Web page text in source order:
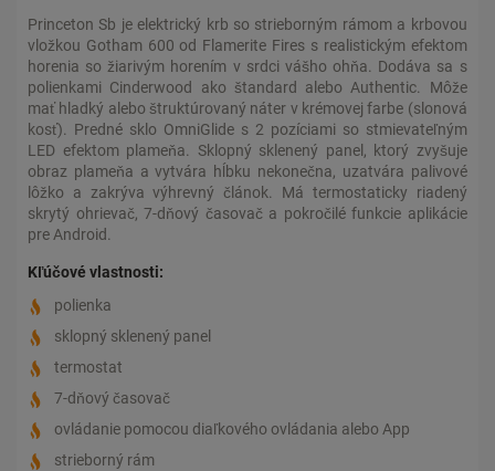
Princeton Sb je elektrický krb so strieborným rámom a krbovou
vložkou Gotham 600 od Flamerite Fires s realistickým efektom
horenia so žiarivým horením v srdci vášho ohňa. Dodáva sa s
polienkami Cinderwood ako štandard alebo Authentic. Môže
mať hladký alebo štruktúrovaný náter v krémovej farbe (slonová
kosť). Predné sklo OmniGlide s 2 pozíciami so stmievateľným
LED efektom plameňa. Sklopný sklenený panel, ktorý zvyšuje
obraz plameňa a vytvára hĺbku nekonečna, uzatvára palivové
lôžko a zakrýva výhrevný článok. Má termostaticky riadený
skrytý ohrievač, 7-dňový časovač a pokročilé funkcie aplikácie
pre Android.
Kľúčové vlastnosti:
polienka
sklopný sklenený panel
termostat
7-dňový časovač
ovládanie pomocou diaľkového ovládania alebo App
strieborný rám